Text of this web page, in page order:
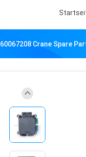
60067208 Crane Spare